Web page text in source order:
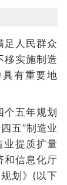
足人民群众
移实施制造
有重要地
五年规划
五”制造业
业提质扩量
和信息化厅
划》(以下